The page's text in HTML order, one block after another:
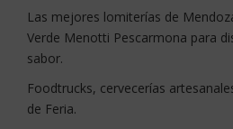
Las mejores lomiterías de
Verde Menotti Pescarmona para
sabor.
Foodtrucks, cervecerías
de Feria.